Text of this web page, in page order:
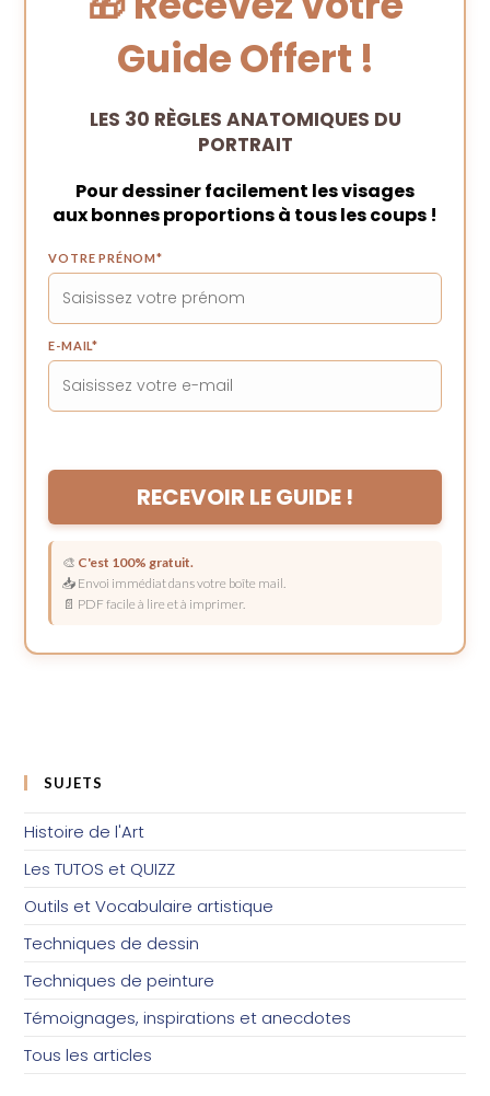
Guide Offert !
LES 30 RÈGLES ANATOMIQUES DU
PORTRAIT
Pour dessiner facilement les visages
aux bonnes proportions à tous les coups !
VOTRE PRÉNOM*
E-MAIL*
RECEVOIR LE GUIDE !
🎨 C'est 100% gratuit.
📥 Envoi immédiat dans votre boîte mail.
📄 PDF facile à lire et à imprimer.
SUJETS
Histoire de l'Art
Les TUTOS et QUIZZ
Outils et Vocabulaire artistique
Techniques de dessin
Techniques de peinture
Témoignages, inspirations et anecdotes
Tous les articles